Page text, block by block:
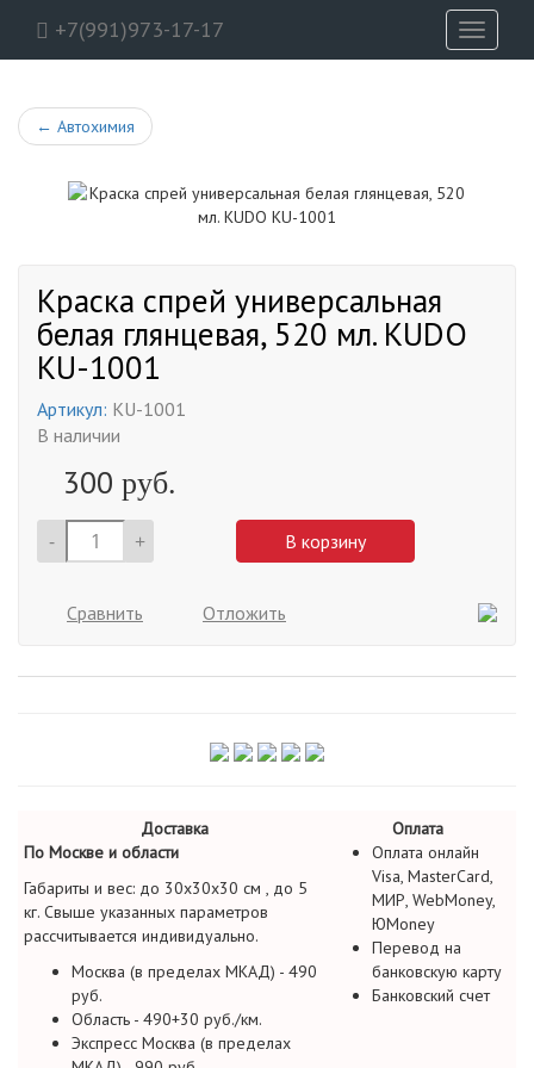
+7(991)973-17-17
Toggle
← Автохимия
Краска спрей универсальная
белая глянцевая, 520 мл. KUDO
KU-1001
Артикул: KU-1001
В наличии
300 руб.
- + В корзину
Сравнить Отложить
Доставка
Оплата
По Москве и области
Габариты и вес: до 30х30х30 см , до 5
кг. Свыше указанных параметров
рассчитывается индивидуально.
Москва (в пределах МКАД) - 490
руб.
Область - 490+30 руб./км.
Экспресс Москва (в пределах
Оплата онлайн
Visa, MasterCard,
МИР, WebMoney,
ЮMoney
Перевод на
банковскую карту
Банковский счет